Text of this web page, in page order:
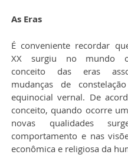
As Eras
É conveniente recordar
XX surgiu no mundo
conceito das eras
mudanças de
equinocial vernal. De
conceito, quando ocorre
novas qualidades
comportamento e nas
econômica e religiosa da